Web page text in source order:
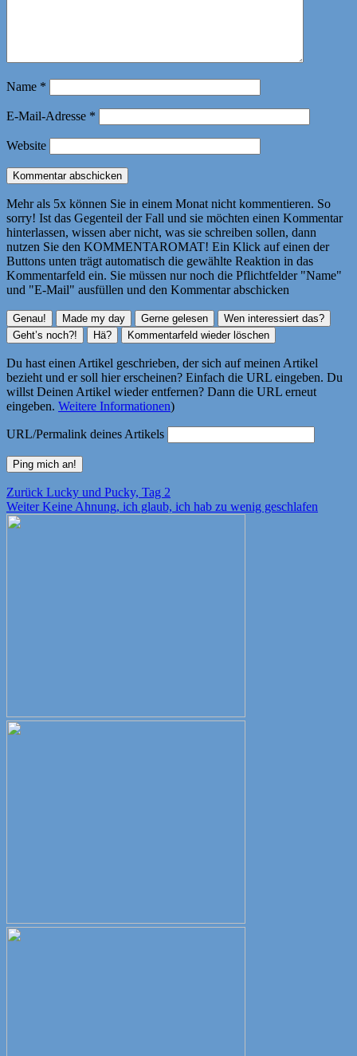
Name *
E-Mail-Adresse *
Website
Mehr als 5x können Sie in einem Monat nicht kommentieren. So
sorry! Ist das Gegenteil der Fall und sie möchten einen Kommentar
hinterlassen, wissen aber nicht, was sie schreiben sollen, dann
nutzen Sie den KOMMENTAROMAT! Ein Klick auf einen der
Buttons unten trägt automatisch die gewählte Reaktion in das
Kommentarfeld ein. Sie müssen nur noch die Pflichtfelder "Name"
und "E-Mail" ausfüllen und den Kommentar abschicken
Du hast einen Artikel geschrieben, der sich auf meinen Artikel
bezieht und er soll hier erscheinen? Einfach die URL eingeben. Du
willst Deinen Artikel wieder entfernen? Dann die URL erneut
eingeben. Weitere Informationen)
URL/Permalink deines Artikels
Beitragsnavigation
Zurück Vorheriger
Beitrag:
Lucky und Pucky, Tag 2
Weiter Nächster
Keine Ahnung, ich glaub, ich hab zu wenig geschlafen